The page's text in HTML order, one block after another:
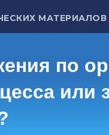
МАТЕРИАЛОВ
по
или